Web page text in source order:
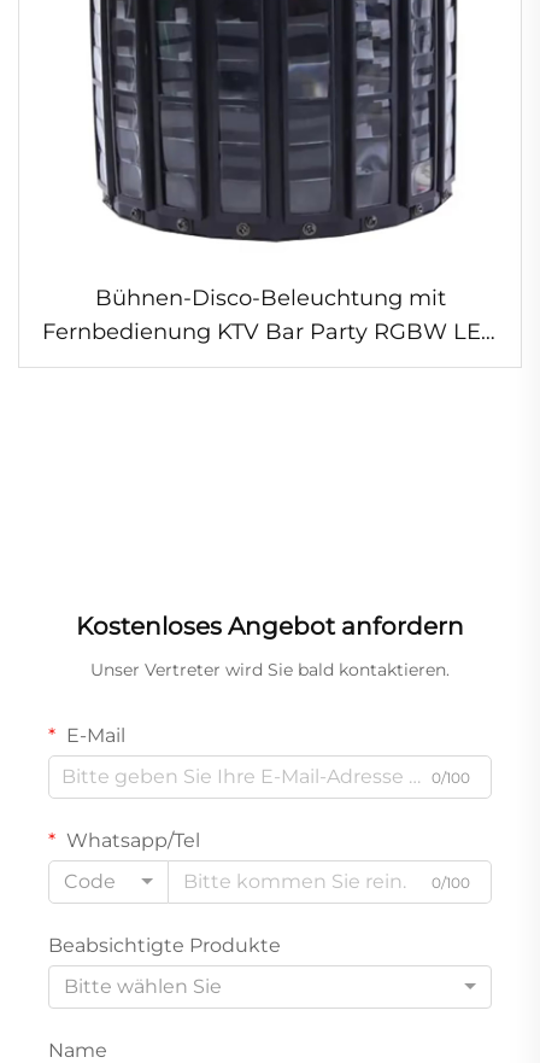
Bühnen-Disco-Beleuchtung mit
Fernbedienung KTV Bar Party RGBW LED
Stroboskop Blitz Schmetterling Leistungs-
Kostenloses Angebot anfordern
Unser Vertreter wird Sie bald kontaktieren.
E-Mail
0/100
Whatsapp/Tel
Code
0/100
Beabsichtigte Produkte
Bitte wählen Sie
Name